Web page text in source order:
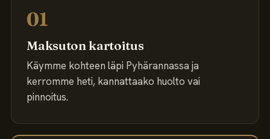
01
Maksuton kartoitus
Käymme kohteen läpi Pyhärannassa ja
kerromme heti, kannattaako huolto vai
pinnoitus.